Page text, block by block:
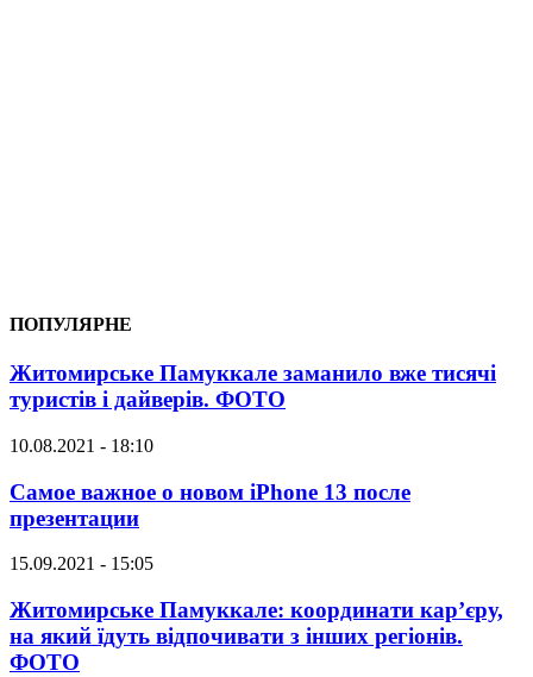
ПОПУЛЯРНЕ
Житомирське Памуккале заманило вже тисячі
туристів і дайверів. ФОТО
10.08.2021 - 18:10
Самое важное о новом iPhone 13 после
презентации
15.09.2021 - 15:05
Житомирське Памуккале: координати кар’єру,
на який їдуть відпочивати з інших регіонів.
ФОТО